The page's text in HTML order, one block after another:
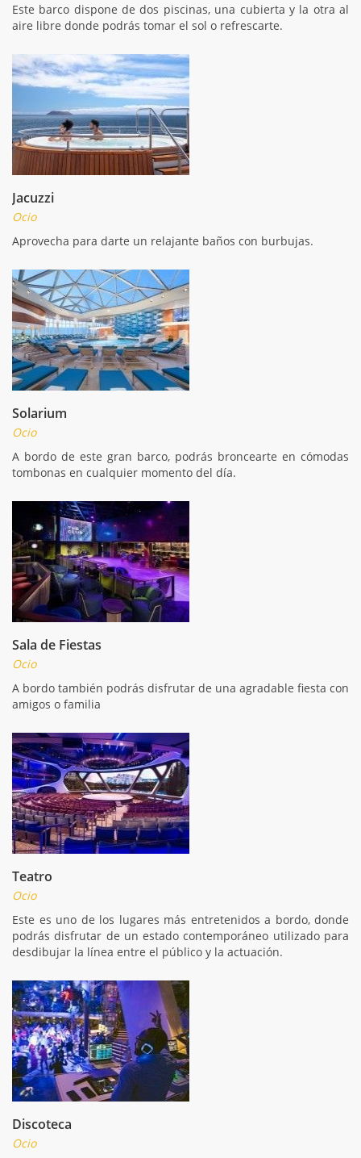
Este barco dispone de dos piscinas, una cubierta y la otra al
aire libre donde podrás tomar el sol o refrescarte.
Jacuzzi
Ocio
Aprovecha para darte un relajante baños con burbujas.
Solarium
Ocio
A bordo de este gran barco, podrás broncearte en cómodas
tombonas en cualquier momento del día.
Sala de Fiestas
Ocio
A bordo también podrás disfrutar de una agradable fiesta con
amigos o familia
Teatro
Ocio
Este es uno de los lugares más entretenidos a bordo, donde
podrás disfrutar de un estado contemporáneo utilizado para
desdibujar la línea entre el público y la actuación.
Discoteca
Ocio